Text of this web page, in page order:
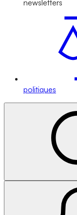
newsletters
politiques